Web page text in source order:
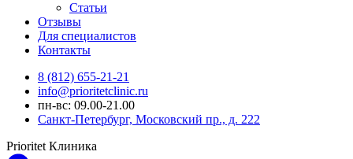
Статьи
Отзывы
Для специалистов
Контакты
8 (812) 655-21-21
info@prioritetclinic.ru
пн-вс: 09.00-21.00
Санкт-Петербург, Московский пр., д. 222
Prioritet Клиника